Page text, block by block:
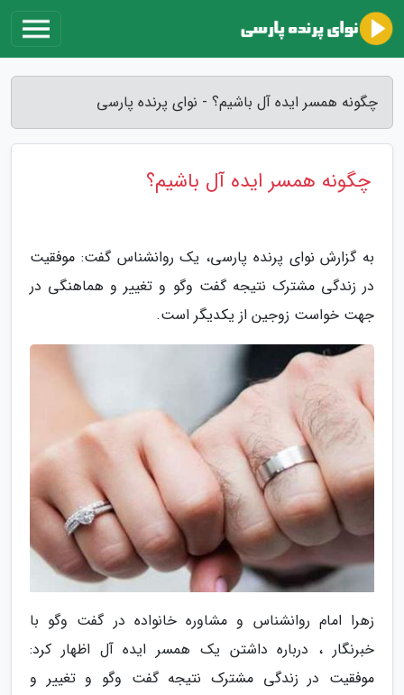
چگونه همسر ایده آل باشیم؟ - نوای پرنده پارسی
چگونه همسر ایده آل باشیم؟
به گزارش نوای پرنده پارسی، یک روانشناس گفت: موفقیت
در زندگی مشترک نتیجه گفت وگو و تغییر و هماهنگی در
جهت خواست زوجین از یکدیگر است.
زهرا امام روانشناس و مشاوره خانواده در گفت وگو با
خبرنگار ، درباره داشتن یک همسر ایده آل اظهار کرد:
موفقیت در زندگی مشترک نتیجه گفت وگو و تغییر و